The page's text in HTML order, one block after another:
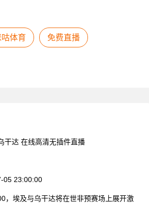
咕体育 免费直播
干达 在线高清无插件直播
05 23:00:00
，埃及与乌干达将在世非预赛场上展开激